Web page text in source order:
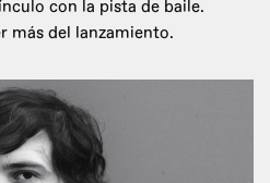
con la pista de baile.
más del lanzamiento.